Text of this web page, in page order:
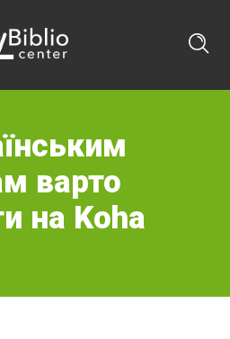
варто
на Koha